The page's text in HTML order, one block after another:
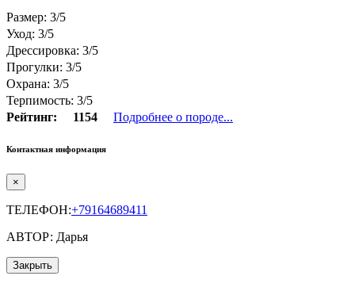
Размер: 3/5
Уход: 3/5
Дрессировка: 3/5
Прогулки: 3/5
Охрана: 3/5
Терпимость: 3/5
Рейтинг:
1154 Подробнее о породе...
Контактная информация
×
ТЕЛЕФОН:+79164689411
АВТОР: Дарья
Закрыть